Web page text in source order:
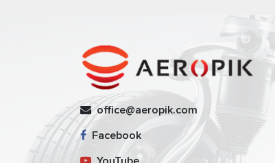
office@aeropik.com
Facebook